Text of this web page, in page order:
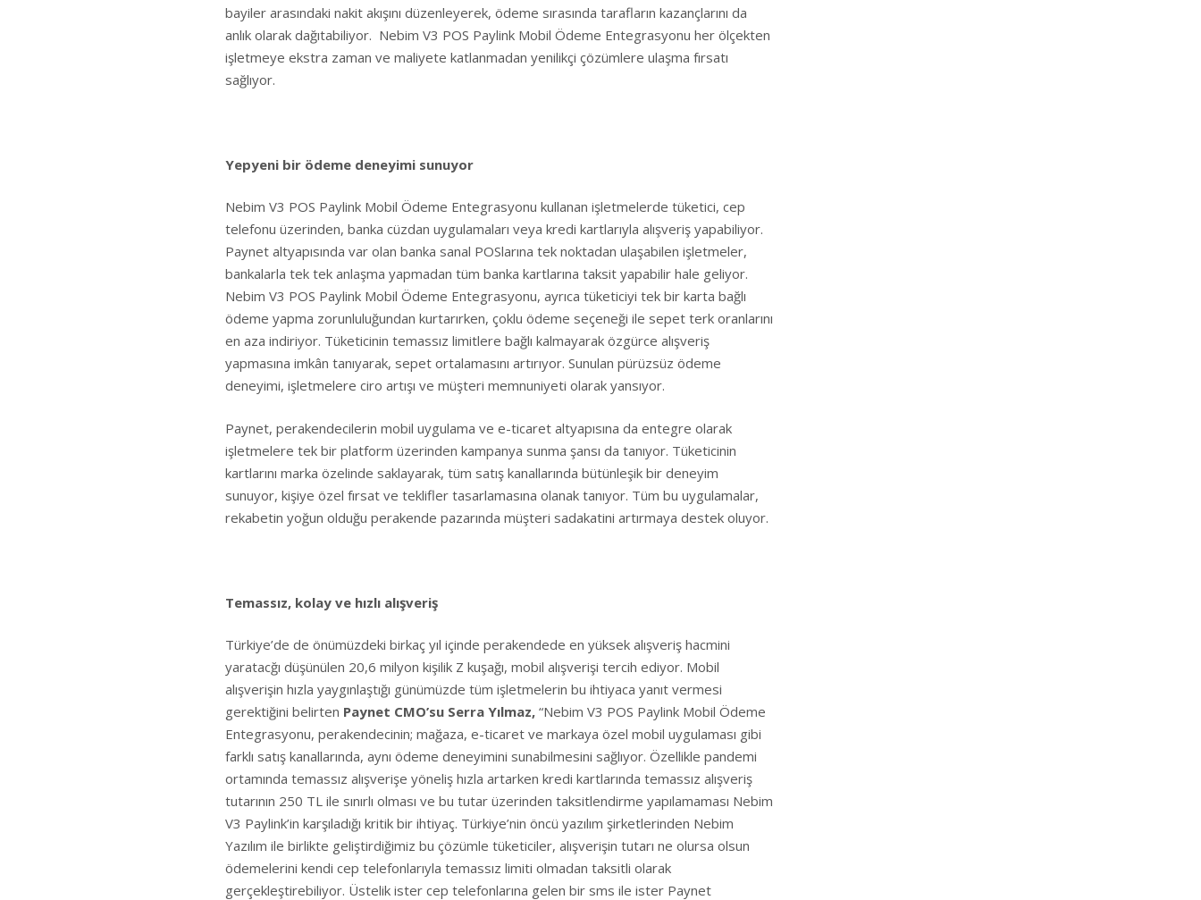
bayiler arasındaki nakit akışını düzenleyerek, ödeme sırasında tarafların kazançlarını da
anlık olarak dağıtabiliyor. Nebim V3 POS Paylink Mobil Ödeme Entegrasyonu her ölçekten
işletmeye ekstra zaman ve maliyete katlanmadan yenilikçi çözümlere ulaşma fırsatı
sağlıyor.
Yepyeni bir ödeme deneyimi sunuyor
Nebim V3 POS Paylink Mobil Ödeme Entegrasyonu kullanan işletmelerde tüketici, cep
telefonu üzerinden, banka cüzdan uygulamaları veya kredi kartlarıyla alışveriş yapabiliyor.
Paynet altyapısında var olan banka sanal POSlarına tek noktadan ulaşabilen işletmeler,
bankalarla tek tek anlaşma yapmadan tüm banka kartlarına taksit yapabilir hale geliyor.
Nebim V3 POS Paylink Mobil Ödeme Entegrasyonu, ayrıca tüketiciyi tek bir karta bağlı
ödeme yapma zorunluluğundan kurtarırken, çoklu ödeme seçeneği ile sepet terk oranlarını
en aza indiriyor. Tüketicinin temassız limitlere bağlı kalmayarak özgürce alışveriş
yapmasına imkân tanıyarak, sepet ortalamasını artırıyor. Sunulan pürüzsüz ödeme
deneyimi, işletmelere ciro artışı ve müşteri memnuniyeti olarak yansıyor.
Paynet, perakendecilerin mobil uygulama ve e-ticaret altyapısına da entegre olarak
işletmelere tek bir platform üzerinden kampanya sunma şansı da tanıyor. Tüketicinin
kartlarını marka özelinde saklayarak, tüm satış kanallarında bütünleşik bir deneyim
sunuyor, kişiye özel fırsat ve teklifler tasarlamasına olanak tanıyor. Tüm bu uygulamalar,
rekabetin yoğun olduğu perakende pazarında müşteri sadakatini artırmaya destek oluyor.
Temassız, kolay ve hızlı alışveriş
Türkiye’de de önümüzdeki birkaç yıl içinde perakendede en yüksek alışveriş hacmini
yaratacğı düşünülen 20,6 milyon kişilik Z kuşağı, mobil alışverişi tercih ediyor. Mobil
alışverişin hızla yaygınlaştığı günümüzde tüm işletmelerin bu ihtiyaca yanıt vermesi
gerektiğini belirten Paynet CMO’su Serra Yılmaz, “Nebim V3 POS Paylink Mobil Ödeme
Entegrasyonu, perakendecinin; mağaza, e-ticaret ve markaya özel mobil uygulaması gibi
farklı satış kanallarında, aynı ödeme deneyimini sunabilmesini sağlıyor. Özellikle pandemi
ortamında temassız alışverişe yöneliş hızla artarken kredi kartlarında temassız alışveriş
tutarının 250 TL ile sınırlı olması ve bu tutar üzerinden taksitlendirme yapılamaması Nebim
V3 Paylink’in karşıladığı kritik bir ihtiyaç. Türkiye’nin öncü yazılım şirketlerinden Nebim
Yazılım ile birlikte geliştirdiğimiz bu çözümle tüketiciler, alışverişin tutarı ne olursa olsun
ödemelerini kendi cep telefonlarıyla temassız limiti olmadan taksitli olarak
gerçekleştirebiliyor. Üstelik ister cep telefonlarına gelen bir sms ile ister Paynet